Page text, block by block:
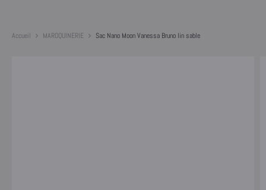
Accueil MAROQUINERIE Sac Nano Moon Vanessa Bruno lin sable